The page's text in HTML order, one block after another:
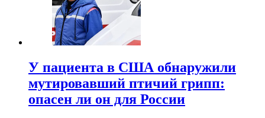
У пациента в США обнаружили
мутировавший птичий грипп:
опасен ли он для России